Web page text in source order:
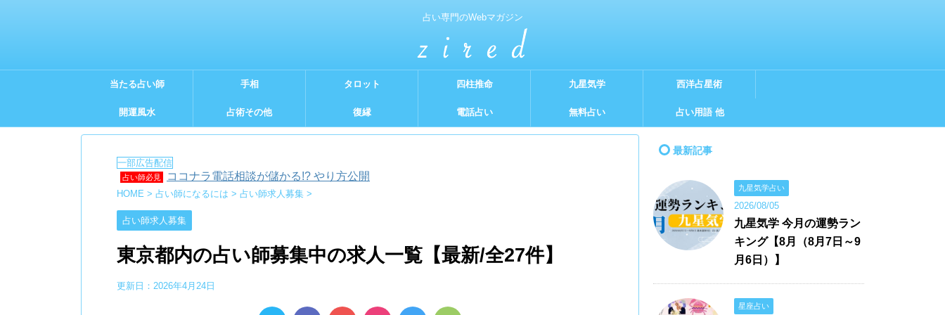
占い専門のWebマガジン
当たる占い師 手相 タロット 四柱推命 九星気学 西洋占星術
開運風水 占術その他 復縁 電話占い 無料占い 占い用語 他
占い師必見 ココナラ電話相談が儲かる!? やり方公開
HOME > 占い師になるには > 占い師求人募集 >
占い師求人募集
東京都内の占い師募集中の求人一覧【最新/全27件】
更新日： 2026年4月24日
最新記事
九星気学占い
2026/08/05
九星気学 今月の運勢ラン
キング【8月（8月7日～9
月6日）】
星座占い